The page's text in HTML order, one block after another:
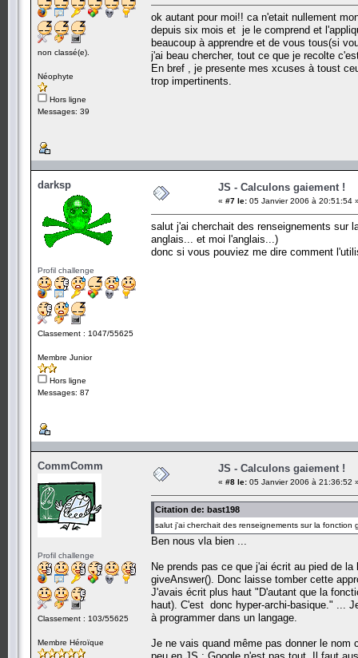
non classé(e).
Néophyte
Hors ligne
Messages: 39
ok autant pour moi!! ca n'etait nullement
depuis six mois et je le comprend et
beaucoup à apprendre et de vous tous(si
j'ai beau chercher, tout ce que je recolte
En bref , je presente mes xcuses à toust
trop impertinents.
darksp
Profil challenge
Classement : 1047/55625
Membre Junior
Hors ligne
Messages: 87
JS - Calculons gaiement !
« #7 le: 05 Janvier 2006 à 20:51:54
salut j'ai cherchait des renseignements sur
anglais... et moi l'anglais...)
donc si vous pouviez me dire comment
CommComm
Profil challenge
Classement : 103/55625
Membre Héroïque
JS - Calculons gaiement !
« #8 le: 05 Janvier 2006 à 21:36:52
Citation de: bast198
salut j'ai cherchait des renseignements sur la
Ben nous vla bien ...
Ne prends pas ce que j'ai écrit au pied de
giveAnswer(). Donc laisse tomber cette
J'avais écrit plus haut "D'autant que la
haut). C'est donc hyper-archi-basique." ...
à programmer dans un langage.
Je ne vais quand même pas donner le